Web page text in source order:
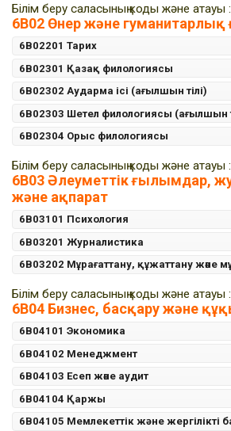
Білім беру саласының коды және атауы :
6B02 Өнер және
6B02201 Тарих
6B02301 Қазақ филологиясы
6B02302 Аударма ісі (ағылшын тілі)
6B02303 Шетел филологиясы (ағылшын
6B02304 Орыс филологиясы
Білім беру саласының коды және атауы :
6B03 Әлеуметтік ғылымдар,
және ақпарат
6B03101 Психология
6B03201 Журналистика
6B03202 Мұрағаттану, құжаттану және
Білім беру саласының коды және атауы :
6B04 Бизнес, басқару және
6B04101 Экономика
6B04102 Менеджмент
6B04103 Есеп және аудит
6B04104 Қаржы
6B04105 Мемлекеттік жəне жергілікті